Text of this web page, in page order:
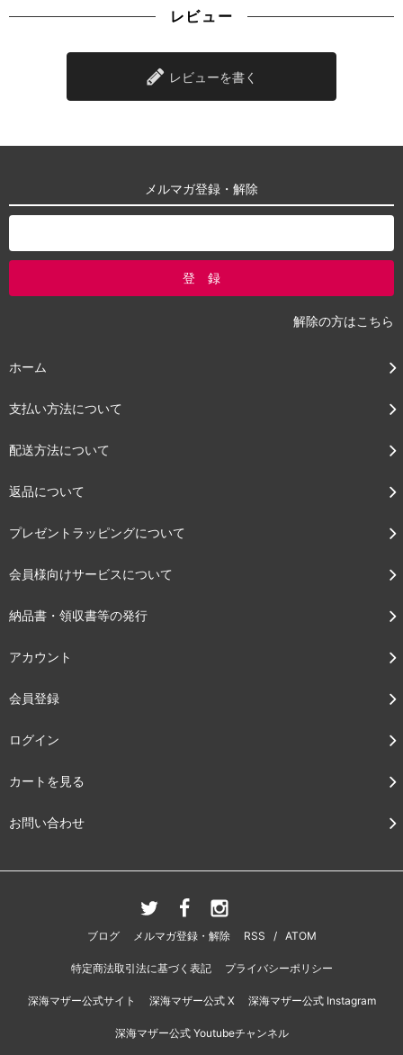
レビュー
レビューを書く
メルマガ登録・解除
解除の方はこちら
ホーム
支払い方法について
配送方法について
返品について
プレゼントラッピングについて
会員様向けサービスについて
納品書・領収書等の発行
アカウント
会員登録
ログイン
カートを見る
お問い合わせ
ブログ メルマガ登録・解除 RSS / ATOM
特定商法取引法に基づく表記 プライバシーポリシー
深海マザー公式サイト 深海マザー公式 X 深海マザー公式 Instagram
深海マザー公式 Youtubeチャンネル